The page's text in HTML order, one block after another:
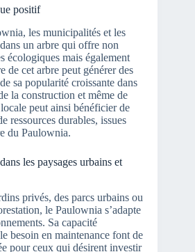
positif
les municipalités et les
un arbre qui offre non
écologiques mais également
de cet arbre peut générer des
sa popularité croissante dans
la construction et même de
peut ainsi bénéficier de
ressources durables, issues
du Paulownia.
les paysages urbains et
privés, des parcs urbains ou
le Paulownia s’adapte
Sa capacité
besoin en maintenance font de
pour ceux qui désirent investir